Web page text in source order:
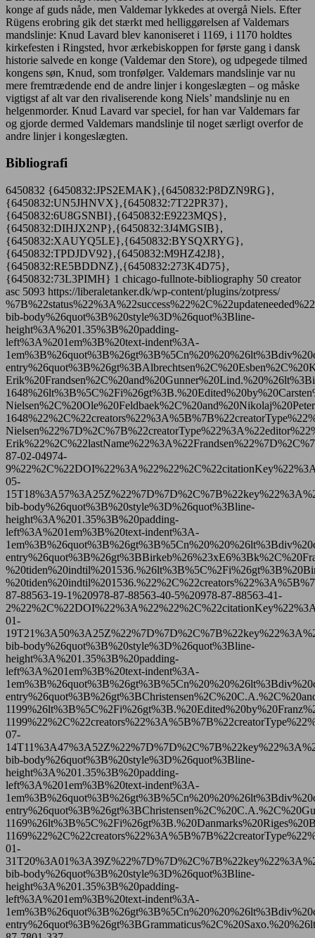
konge af guds nåde, men Valdemar lykkedes at overgå Niels. Efter
Rügens erobring gik det stærkt med helliggørelsen af Valdemars
mandslinje: Knud Lavard blev kanoniseret i 1169, i 1170 holdtes
kirkefesten i Ringsted, hvor ærkebiskoppen for første gang i dansk
historie salvede en konge (Valdemar den Store), og udpegede tilmed
kongens søn, Knud, som tronfølger. Valdemars mandslinje var nu
mere fremtrædende end de andre linjer i kongeslægten – og måske
vigtigst af alt var den rivaliserende kong Niels’ mandslinje nu en
helgenmorder. Knud Lavard var speciel, for han var Valdemars far
og gjorde dermed Valdemars mandslinje til noget særligt overfor de
andre linjer i kongeslægten.
Bibliografi
6450832 {6450832:JPS2EMAK},{6450832:P8DZN9RG},
{6450832:UN5JHNVX},{6450832:7T22PR37},
{6450832:6U8GSNBI},{6450832:E9223MQS},
{6450832:DIHJX2NP},{6450832:3J4MGSIB},
{6450832:XAUYQ5LE},{6450832:BYSQXRYG},
{6450832:TPDJDV92},{6450832:M9HZ42J8},
{6450832:RE5BDDNZ},{6450832:273K4D75},
{6450832:73L3PIMH} 1 chicago-fullnote-bibliography 50 creator
asc 5093 https://liberaletanker.dk/wp-content/plugins/zotpress/
%7B%22status%22%3A%22success%22%2C%22updateneeded%22%3Afalse%2C%22instance%22%3Afalse%2C%22meta%22%3A%7B%22request_last%22%3A0%2C%22request_next%22%3A0%2C%22used_cache%22%3Atrue%7D%2C%22data%22%3A%5B%7B%22key%22%3A%22RE5BDDNZ%22%2C%22library%22%3A%7B%22id%22%3A6450832%7D%2C%22meta%22%3A%7B%22creatorSummary%22%3A%22Albrechtsen%20et%20al.%22%2C%22parsedDate%22%3A%222006%22%2C%22numChildren%22%3A0%7D%2C%22bib%22%3A%22%26lt%3Bdiv%20class%3D%26quot%3Bcsl-bib-body%26quot%3B%20style%3D%26quot%3Bline-height%3A%201.35%3B%20padding-left%3A%201em%3B%20text-indent%3A-1em%3B%26quot%3B%26gt%3B%5Cn%20%20%26lt%3Bdiv%20class%3D%26quot%3Bcsl-entry%26quot%3B%26gt%3BAlbrechtsen%2C%20Esben%2C%20Karl-Erik%20Frandsen%2C%20and%20Gunner%20Lind.%20%26lt%3Bi%26gt%3BDansk%20udenrigspolitiks%20historie.%20Konger%20og%20krige%3A%20700-1648%26lt%3B%5C%2Fi%26gt%3B.%20Edited%20by%20Carsten%20Due-